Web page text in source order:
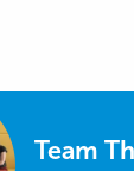
Team